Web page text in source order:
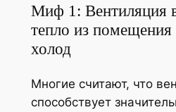
Миф 1: Вентиляция
тепло из помещения
холод
Многие считают, что
способствует